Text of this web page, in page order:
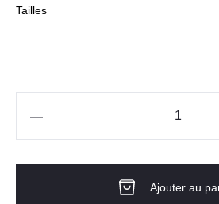
Tailles
Ajouter au